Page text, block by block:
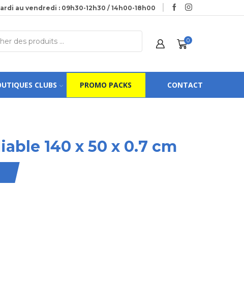
au vendredi : 09h30-12h30 / 14h00-18h00
0
CLUBS PROMO PACKS CONTACT
140 x 50 x 0.7 cm